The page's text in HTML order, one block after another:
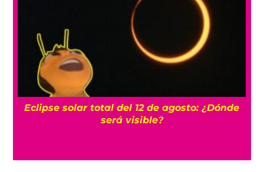
Eclipse solar total del 12 de agosto: ¿Dónde
será visible?